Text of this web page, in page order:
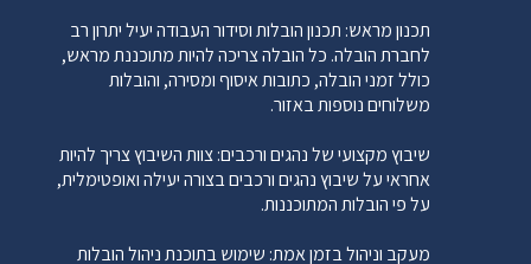
תכנון מראש: תכנון הובלות וסידור העבודה יעיל יתרון רב
לחברת הובלה. כל הובלה צריכה להיות מתוכננת מראש,
כולל זמני הובלה, כתובות איסוף ומסירה, והובלות
משלוחים נוספות באזור.
שיבוץ מקצועי של נהגים ורכבים: צוות השיבוץ צריך להיות
אחראי על שיבוץ נהגים ורכבים בצורה יעילה ואופטימלית,
על פי הובלות המתוכננות.
מעקב וניהול בזמן אמת: שימוש בתוכנת ניהול הובלות